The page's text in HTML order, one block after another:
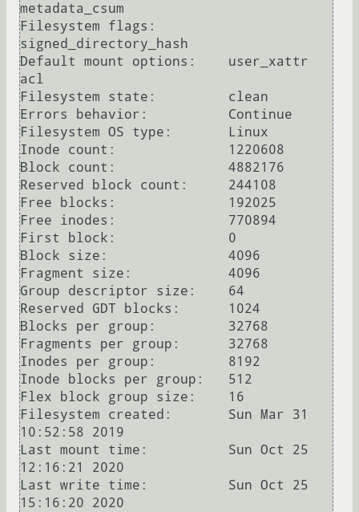
metadata_csum
Filesystem flags:
signed_directory_hash
Default mount options:    user_xattr
acl
Filesystem state:         clean
Errors behavior:          Continue
Filesystem OS type:       Linux
Inode count:              1220608
Block count:              4882176
Reserved block count:     244108
Free blocks:              192025
Free inodes:              770894
First block:              0
Block size:               4096
Fragment size:            4096
Group descriptor size:    64
Reserved GDT blocks:      1024
Blocks per group:         32768
Fragments per group:      32768
Inodes per group:         8192
Inode blocks per group:   512
Flex block group size:    16
Filesystem created:       Sun Mar 31
10:52:58 2019
Last mount time:          Sun Oct 25
12:16:21 2020
Last write time:          Sun Oct 25
15:16:20 2020